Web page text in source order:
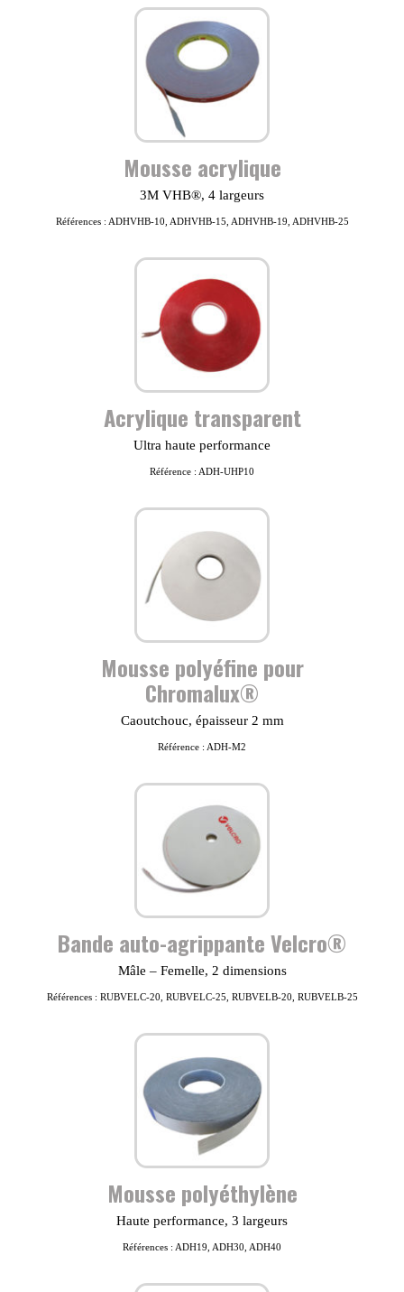
Mousse acrylique
3M VHB®, 4 largeurs
Références : ADHVHB-10, ADHVHB-15, ADHVHB-19, ADHVHB-25
Acrylique transparent
Ultra haute performance
Référence : ADH-UHP10
Mousse polyéfine pour
Chromalux®
Caoutchouc, épaisseur 2 mm
Référence : ADH-M2
Bande auto-agrippante Velcro®
Mâle – Femelle, 2 dimensions
Références : RUBVELC-20, RUBVELC-25, RUBVELB-20, RUBVELB-25
Mousse polyéthylène
Haute performance, 3 largeurs
Références : ADH19, ADH30, ADH40